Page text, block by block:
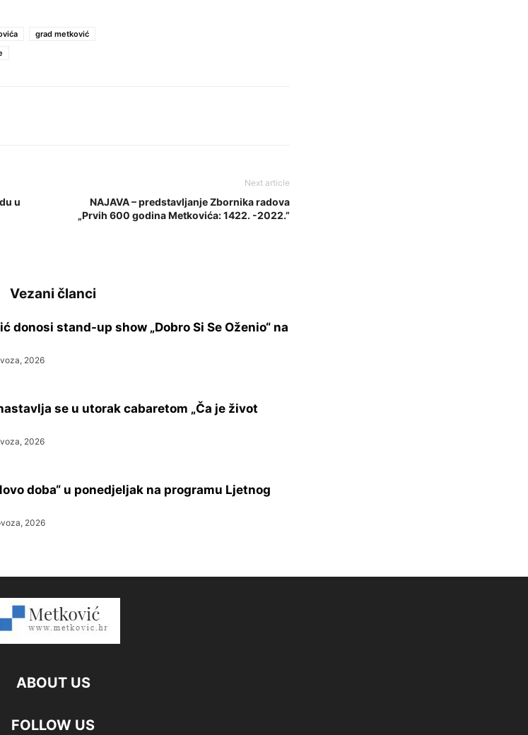
grad metković
u
Next article
NAJAVA – predstavljanje Zbornika radova
„Prvih 600 godina Metkovića: 1422. -2022.”
Vezani članci
donosi stand-up show „Dobro Si Se Oženio“ na
2026
se u utorak cabaretom „Ča je život
2026
doba“ u ponedjeljak na programu Ljetnog
2026
ABOUT US
FOLLOW US